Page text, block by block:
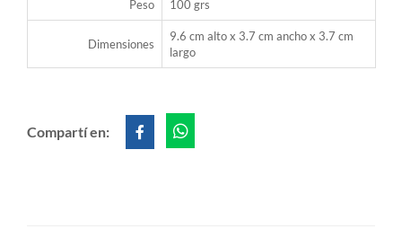
Peso 100 grs
Dimensiones
9.6 cm alto x 3.7 cm ancho x 3.7 cm
largo
Compartí en: